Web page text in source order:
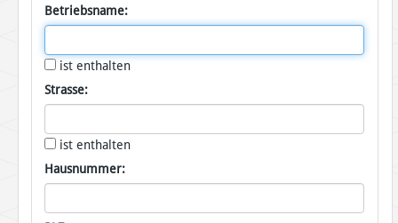
Betriebsname:
ist enthalten
Strasse:
ist enthalten
Hausnummer: